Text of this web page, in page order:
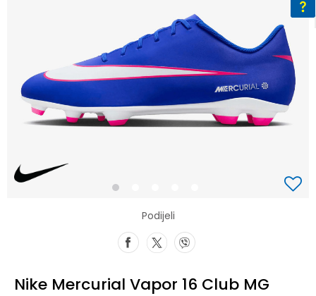
1
Podijeli
Nike Mercurial Vapor 16 Club MG